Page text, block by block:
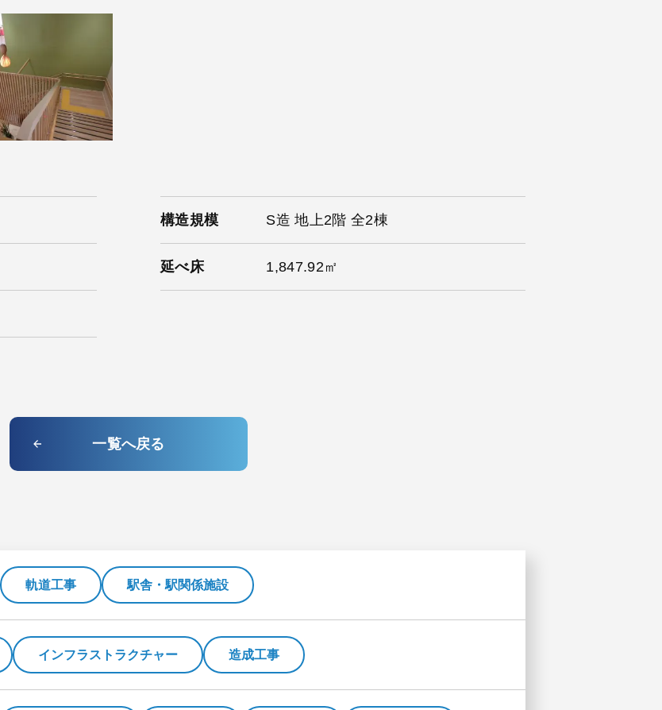
構造規模 S造 地上2階 全2棟
延べ床 1,847.92㎡
一覧へ戻る
軌道工事 駅舎・駅関係施設
インフラストラクチャー 造成工事